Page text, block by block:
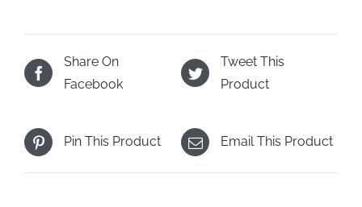
Share On
Facebook
Tweet This
Product
Pin This Product Email This Product